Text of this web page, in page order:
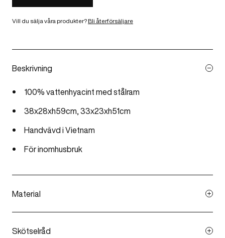
Vill du sälja våra produkter?Bli återförsäljare
Beskrivning
100% vattenhyacint med stålram
38x28xh59cm, 33x23xh51cm
Handvävd i Vietnam
För inomhusbruk
Material
tjocka, glansiga, ovalformade blad kan vattenhyacinten
Skötselråd